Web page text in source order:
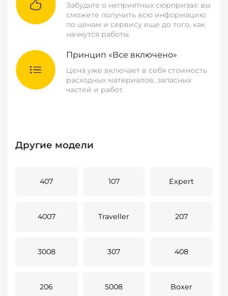
Забудьте о неприятных сюрпризах: вы
сможете получить всю информацию
по ценам и сервису еще до того, как
начнутся работы.
Принцип «Все включено»
Цена уже включает в себя стоимость
расходных материалов, запасных
частей и работ.
Другие модели
407 107 Expert
4007 Traveller 207
3008 307 408
206 5008 Boxer